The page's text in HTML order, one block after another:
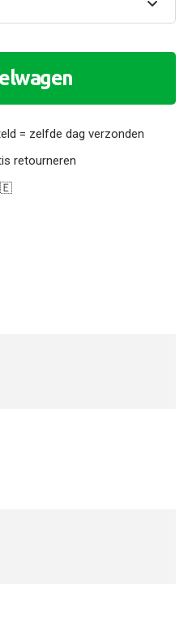
= zelfde dag verzonden
retourneren